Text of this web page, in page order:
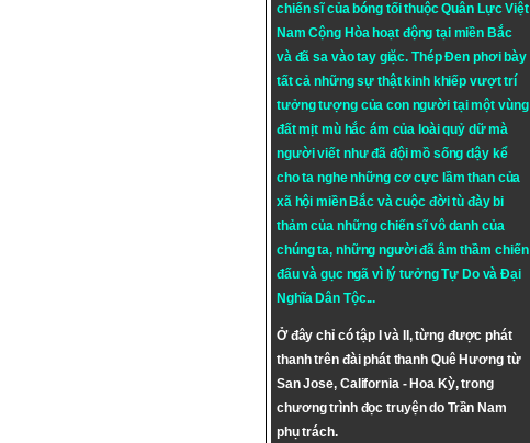
chiến sĩ của bóng tối thuộc Quân Lực Việt
Nam Cộng Hòa hoạt động tại miền Bắc
và đã sa vào tay giặc. Thép Đen phơi bày
tất cả những sự thật kinh khiếp vượt trí
tưởng tượng của con người tại một vùng
đất mịt mù hắc ám của loài quỷ dữ mà
người viết như đã đội mồ sống dậy kể
cho ta nghe những cơ cực lầm than của
xã hội miền Bắc và cuộc đời tù đày bi
thảm của những chiến sĩ vô danh của
chúng ta, những người đã âm thầm chiến
đấu và gục ngã vì lý tưởngTự DovàĐại
Nghĩa Dân Tộc...
Ở đây chỉ có tập I và II, từng được phát
thanh trên đài phát thanh Quê Hương từ
San Jose, California - Hoa Kỳ, trong
chương trình đọc truyện do Trần Nam
phụ trách.